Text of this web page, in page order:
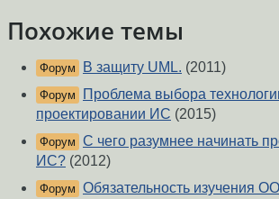
Похожие темы
Форум В защиту UML. (2011)
Форум
Проблема выбора
проектировании ИС (2015)
Форум С чего разумнее начинать
ИС? (2012)
Форум Обязательность изучения